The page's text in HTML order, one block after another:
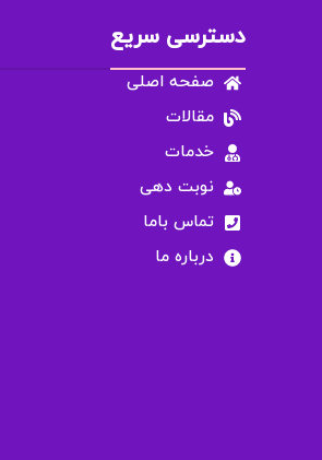
دسترسی سریع
صفحه اصلی
مقالات
خدمات
نوبت دهی
تماس باما
درباره ما